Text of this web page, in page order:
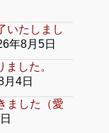
いたしまし
年8月5日
した。
月4日
ました（愛